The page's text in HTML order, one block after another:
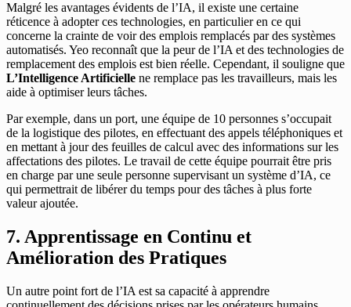
Malgré les avantages évidents de l’IA, il existe une certaine
réticence à adopter ces technologies, en particulier en ce qui
concerne la crainte de voir des emplois remplacés par des systèmes
automatisés. Yeo reconnaît que la peur de l’IA et des technologies de
remplacement des emplois est bien réelle. Cependant, il souligne que
L’Intelligence Artificielle ne remplace pas les travailleurs, mais les
aide à optimiser leurs tâches.
Par exemple, dans un port, une équipe de 10 personnes s’occupait
de la logistique des pilotes, en effectuant des appels téléphoniques et
en mettant à jour des feuilles de calcul avec des informations sur les
affectations des pilotes. Le travail de cette équipe pourrait être pris
en charge par une seule personne supervisant un système d’IA, ce
qui permettrait de libérer du temps pour des tâches à plus forte
valeur ajoutée.
7. Apprentissage en Continu et
Amélioration des Pratiques
Un autre point fort de l’IA est sa capacité à apprendre